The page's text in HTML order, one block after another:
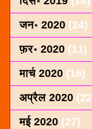
जन॰ 2020 (24)
फ़र॰ 2020 (11)
मार्च 2020 (16)
अप्रैल 2020
मई 2020 (27)